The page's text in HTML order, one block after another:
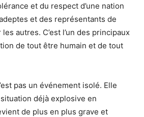
et du respect d’une nation
et des représentants de
autres. C’est l’un des principaux
de tout être humain et de tout
pas un événement isolé. Elle
déjà explosive en
de plus en plus grave et